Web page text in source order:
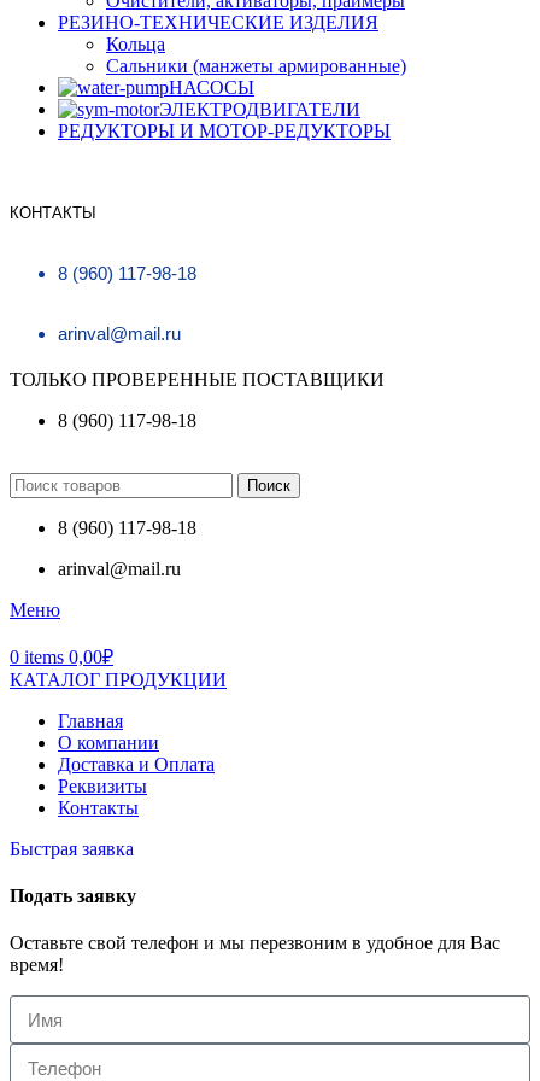
РЕЗИНО-ТЕХНИЧЕСКИЕ ИЗДЕЛИЯ
Кольца
Сальники (манжеты армированные)
НАСОСЫ
ЭЛЕКТРОДВИГАТЕЛИ
РЕДУКТОРЫ И МОТОР-РЕДУКТОРЫ
КОНТАКТЫ
8 (960) 117-98-18
arinval@mail.ru
ТОЛЬКО ПРОВЕРЕННЫЕ ПОСТАВЩИКИ
8 (960) 117-98-18
Поиск
8 (960) 117-98-18
arinval@mail.ru
Меню
0 items 0,00₽
КАТАЛОГ ПРОДУКЦИИ
Главная
О компании
Доставка и Оплата
Реквизиты
Контакты
Быстрая заявка
Подать заявку
Оставьте свой телефон и мы перезвоним в удобное для Вас
время!